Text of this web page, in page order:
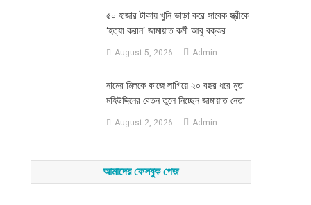
৫০ হাজার টাকায় খুনি ভাড়া করে সাবেক স্ত্রীকে
‘হত্যা করান’ জামায়াত কর্মী আবু বক্কর
August 5, 2026 Admin
নামের মিলকে কাজে লাগিয়ে ২০ বছর ধরে মৃত
মহিউদ্দিনের বেতন তুলে নিচ্ছেন জামায়াত নেতা
August 2, 2026 Admin
আমাদের ফেসবুক পেজ